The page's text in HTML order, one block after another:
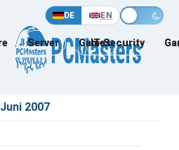
DE EN
Server Games
IT-Security
2007